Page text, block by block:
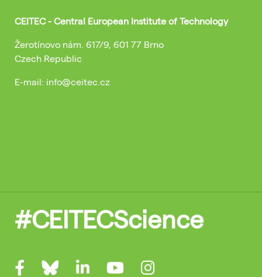
CEITEC - Central European Institute of Technology
Žerotínovo nám. 617/9, 601 77 Brno
Czech Republic
E-mail: info@ceitec.cz
#CEITECScience